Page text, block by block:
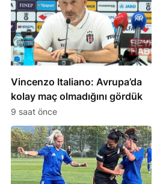
Vincenzo Italiano: Avrupa’da
kolay maç olmadığını gördük
9 saat önce